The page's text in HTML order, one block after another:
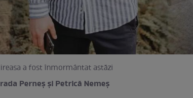
a fost înmormântat astăzi
Perneș și Petrică Nemeș